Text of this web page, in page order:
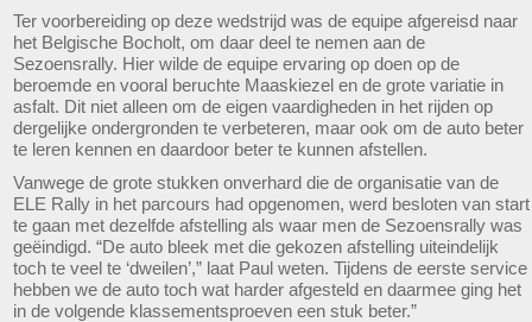
Ter voorbereiding op deze wedstrijd was de equipe afgereisd naar
het Belgische Bocholt, om daar deel te nemen aan de
Sezoensrally. Hier wilde de equipe ervaring op doen op de
beroemde en vooral beruchte Maaskiezel en de grote variatie in
asfalt. Dit niet alleen om de eigen vaardigheden in het rijden op
dergelijke ondergronden te verbeteren, maar ook om de auto beter
te leren kennen en daardoor beter te kunnen afstellen.
Vanwege de grote stukken onverhard die de organisatie van de
ELE Rally in het parcours had opgenomen, werd besloten van start
te gaan met dezelfde afstelling als waar men de Sezoensrally was
geëindigd. “De auto bleek met die gekozen afstelling uiteindelijk
toch te veel te ‘dweilen’,” laat Paul weten. Tijdens de eerste service
hebben we de auto toch wat harder afgesteld en daarmee ging het
in de volgende klassementsproeven een stuk beter.”